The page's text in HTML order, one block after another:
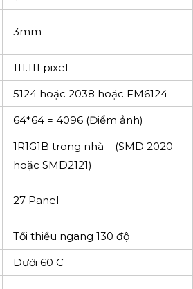
Shenzhen Brighter/ Absen /
Yestech/ GKGD/ QiangLi
192×192 (Cao x Rộng)
576*576mm hoặc 960*960mm
Khung sắt, cabinet bằng sắt,
hoặc cabinet hợp kim nhôm
đúc
3mm
5124 hoặc 2038 hoặc FM6124
64*64 = 4096 (Điểm ảnh)